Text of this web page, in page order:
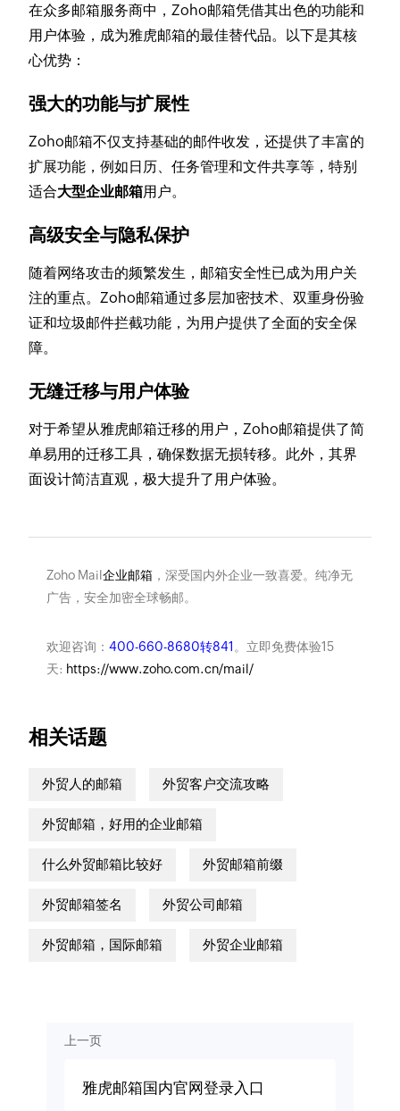
在众多邮箱服务商中，Zoho邮箱凭借其出色的功能和
用户体验，成为雅虎邮箱的最佳替代品。以下是其核
心优势：
强大的功能与扩展性
Zoho邮箱不仅支持基础的邮件收发，还提供了丰富的
扩展功能，例如日历、任务管理和文件共享等，特别
适合大型企业邮箱用户。
高级安全与隐私保护
随着网络攻击的频繁发生，邮箱安全性已成为用户关
注的重点。Zoho邮箱通过多层加密技术、双重身份验
证和垃圾邮件拦截功能，为用户提供了全面的安全保
障。
无缝迁移与用户体验
对于希望从雅虎邮箱迁移的用户，Zoho邮箱提供了简
单易用的迁移工具，确保数据无损转移。此外，其界
面设计简洁直观，极大提升了用户体验。
Zoho Mail企业邮箱，深受国内外企业一致喜爱。纯净无
广告，安全加密全球畅邮。
欢迎咨询： 400-660-8680转841 。立即免费体验15
天: https://www.zoho.com.cn/mail/
相关话题
外贸人的邮箱 外贸客户交流攻略
外贸邮箱，好用的企业邮箱
什么外贸邮箱比较好 外贸邮箱前缀
外贸邮箱签名 外贸公司邮箱
外贸邮箱，国际邮箱 外贸企业邮箱
上一页
雅虎邮箱国内官网登录入口